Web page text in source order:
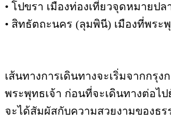
• โปขรา เมืองท่องเที่ยวจุดหมายป
• สิทธัตถะนคร (ลุมพินี) เมืองที่พร
เส้นทางการเดินทางจะเริ่มจากก
พระพุทธเจ้า ก่อนที่จะเดินทางต่อไ
จะได้สัมผัสกับความสวยงามของธ